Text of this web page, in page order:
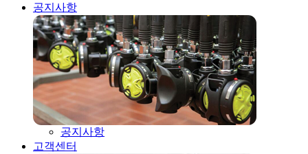
공지사항
공지사항
고객센터